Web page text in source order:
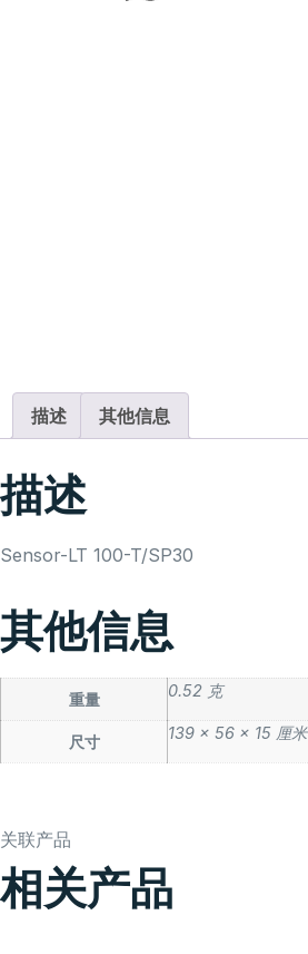
描述 其他信息
描述
Sensor-LT 100-T/SP30
其他信息
重量 0.52 克
尺寸 139 × 56 × 15 厘米
关联产品
相关产品